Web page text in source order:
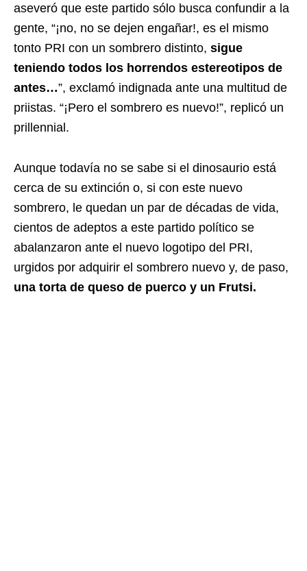
aseveró que este partido sólo busca confundir a la
gente, “¡no, no se dejen engañar!, es el mismo
tonto PRI con un sombrero distinto, sigue
teniendo todos los horrendos estereotipos de
antes…”, exclamó indignada ante una multitud de
priistas. “¡Pero el sombrero es nuevo!”, replicó un
prillennial.
Aunque todavía no se sabe si el dinosaurio está
cerca de su extinción o, si con este nuevo
sombrero, le quedan un par de décadas de vida,
cientos de adeptos a este partido político se
abalanzaron ante el nuevo logotipo del PRI,
urgidos por adquirir el sombrero nuevo y, de paso,
una torta de queso de puerco y un Frutsi.